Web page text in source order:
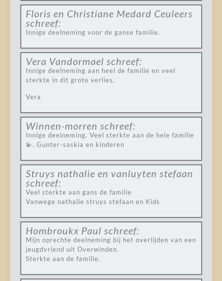
Floris en Christiane Medard Ceuleers
schreef:
Innige deelneming voor de ganse familie.
Vera Vandormael schreef:
Innige deelneming aan heel de familie en veel
sterkte in dit grote verlies,
Vera
Winnen-morren schreef:
Innige deelneming. Veel sterkte aan de hele familie
💫. Gunter-saskia en kinderen
Struys nathalie en vanluyten stefaan
schreef:
Veel sterkte aan gans de familie
Vanwege nathalie struys stefaan en Kids
Hombroukx Paul schreef:
Mijn oprechte deelneming bij het overlijden van een
jeugdvriend uit Overwinden.
Sterkte aan de familie.